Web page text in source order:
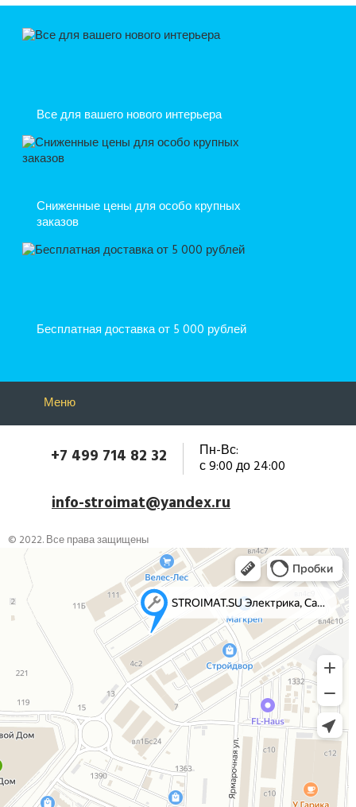
Все для вашего нового интерьера
Сниженные цены для особо крупных
заказов
Бесплатная доставка от 5 000 рублей
Меню
+7 499 714 82 32 Пн-Вс:
с 9:00 до 24:00
info-stroimat@yandex.ru
© 2022. Все права защищены